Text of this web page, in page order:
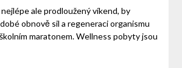
ale prodloužený víkend, by
obnově sil a regeneraci organismu
maratonem. Wellness pobyty jsou